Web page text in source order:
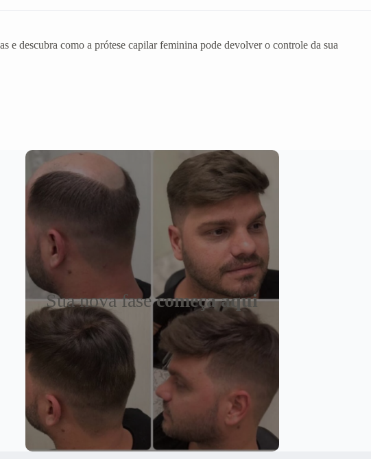
e descubra como a prótese capilar feminina pode devolver o controle da sua
Sua nova fasecomeça aqui